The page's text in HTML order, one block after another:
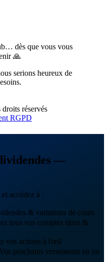
dès que vous vous
🙏
serions heureux de
réservés
RGPD
—
accédez à :
& variations de cours
tous vos comptes titres &
vos actions à l'œil
Vos prochains versements en un